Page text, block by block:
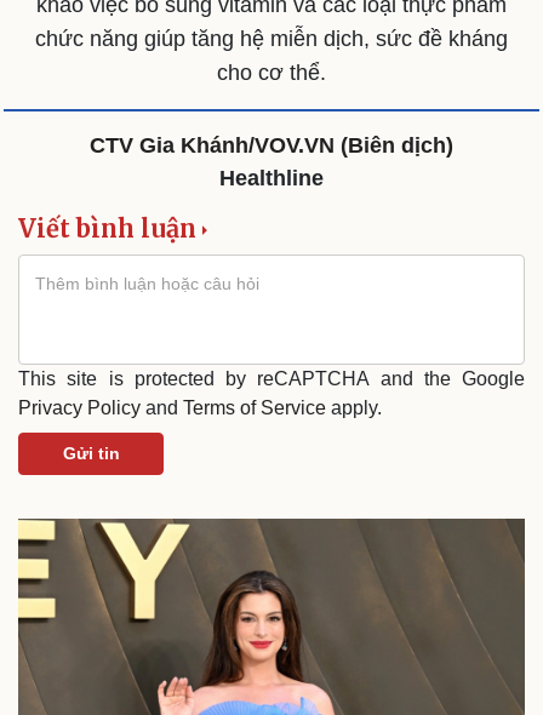
Dinh dưỡng - món ngon
Cây thuốc
Nam khoa
Làm đẹp - giảm cân
Phòng mạch online
Nhà đẹp
Blog
Tình yêu - Gia đình
khảo việc bổ sung vitamin và các loại thực phẩm
chức năng giúp tăng hệ miễn dịch, sức đề kháng
cho cơ thể.
CTV Gia Khánh/VOV.VN (Biên dịch)
Healthline
Viết bình luận
This site is protected by reCAPTCHA and the Google
Privacy Policy and Terms of Service apply.
Gửi tin